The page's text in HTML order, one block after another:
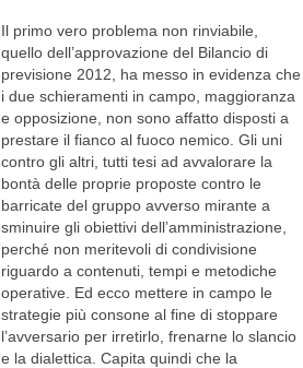
Il primo vero problema non rinviabile,
quello dell’approvazione del Bilancio di
previsione 2012, ha messo in evidenza che
i due schieramenti in campo, maggioranza
e opposizione, non sono affatto disposti a
prestare il fianco al fuoco nemico. Gli uni
contro gli altri, tutti tesi ad avvalorare la
bontà delle proprie proposte contro le
barricate del gruppo avverso mirante a
sminuire gli obiettivi dell’amministrazione,
perché non meritevoli di condivisione
riguardo a contenuti, tempi e metodiche
operative. Ed ecco mettere in campo le
strategie più consone al fine di stoppare
l’avversario per irretirlo, frenarne lo slancio
e la dialettica. Capita quindi che la